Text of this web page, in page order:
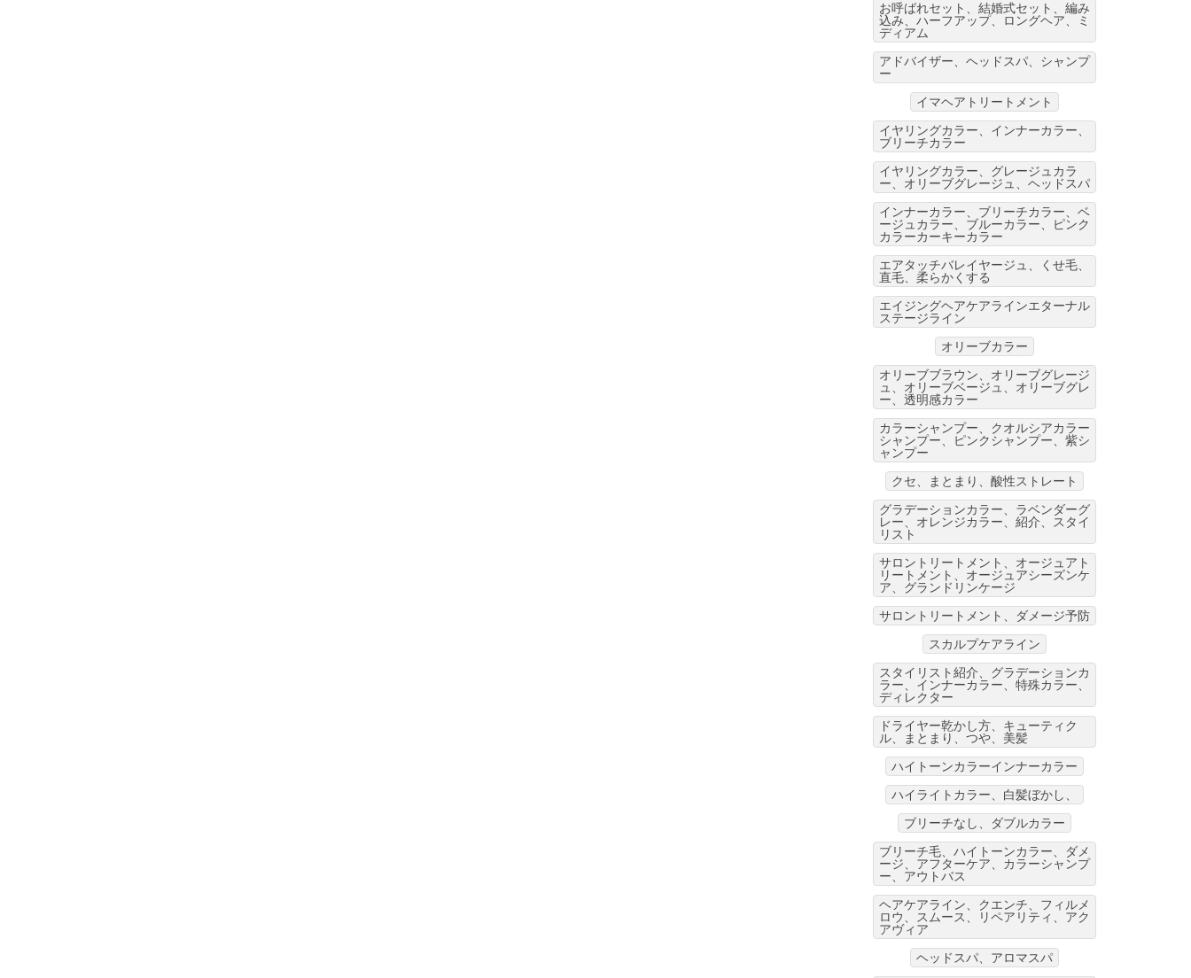
お呼ばれセット、結婚式セット、編み
込み、ハーフアップ、ロングヘア、ミ
ディアム
アドバイザー、ヘッドスパ、シャンプ
ー
イマヘアトリートメント
イヤリングカラー、インナーカラー、
ブリーチカラー
イヤリングカラー、グレージュカラ
ー、オリーブグレージュ、ヘッドスパ
インナーカラー、ブリーチカラー、ベ
ージュカラー、ブルーカラー、ピンク
カラーカーキーカラー
エアタッチバレイヤージュ、くせ毛、
直毛、柔らかくする
エイジングヘアケアラインエターナル
ステージライン
オリーブカラー
オリーブブラウン、オリーブグレージ
ュ、オリーブベージュ、オリーブグレ
ー、透明感カラー
カラーシャンプー、クオルシアカラー
シャンプー、ピンクシャンプー、紫シ
ャンプー
クセ、まとまり、酸性ストレート
グラデーションカラー、ラベンダーグ
レー、オレンジカラー、紹介、スタイ
リスト
サロントリートメント、オージュアト
リートメント、オージュアシーズンケ
ア、グランドリンケージ
サロントリートメント、ダメージ予防
スカルプケアライン
スタイリスト紹介、グラデーションカ
ラー、インナーカラー、特殊カラー、
ディレクター
ドライヤー乾かし方、キューティク
ル、まとまり、つや、美髪
ハイトーンカラーインナーカラー
ハイライトカラー、白髪ぼかし、
ブリーチなし、ダブルカラー
ブリーチ毛、ハイトーンカラー、ダメ
ージ、アフターケア、カラーシャンプ
ー、アウトバス
ヘアケアライン、クエンチ、フィルメ
ロウ、スムース、リペアリティ、アク
アヴィア
ヘッドスパ、アロマスパ